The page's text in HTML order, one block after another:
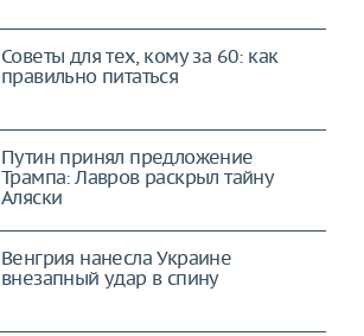
Советы для тех, кому за 60: как
правильно питаться
Путин принял предложение
Трампа: Лавров раскрыл тайну
Аляски
Венгрия нанесла Украине
внезапный удар в спину